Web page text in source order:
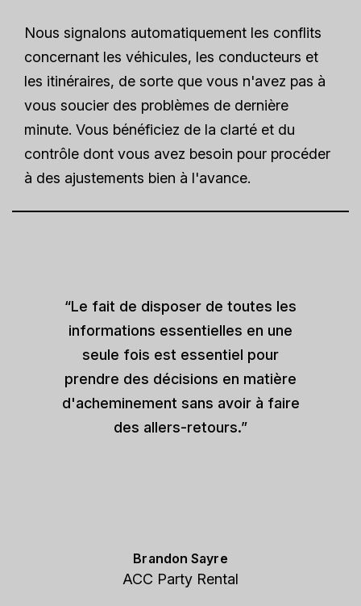
Nous signalons automatiquement les conflits
concernant les véhicules, les conducteurs et
les itinéraires, de sorte que vous n'avez pas à
vous soucier des problèmes de dernière
minute. Vous bénéficiez de la clarté et du
contrôle dont vous avez besoin pour procéder
à des ajustements bien à l'avance.
“Le fait de disposer de toutes les
informations essentielles en une
seule fois est essentiel pour
prendre des décisions en matière
d'acheminement sans avoir à faire
des allers-retours.”
Brandon Sayre
ACC Party Rental